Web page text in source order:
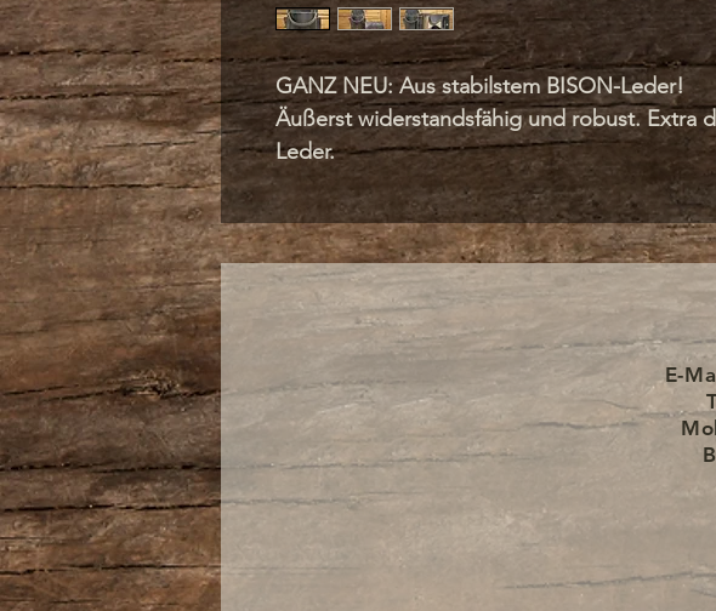
GANZ NEU: Aus stabilstem BISON-Leder!
Äußerst widerstandsfähig und robust. Extra
Leder.
Nur bei uns: Die komplette Geldtasche und
sind aus Vollleder.
Jeder Millimeter ist aus Bisonleder sowie
Futterleder gefertigt.
Die Geldtasche hat ein großes, extrem
auch großen Mengen an Wechselgeld
dazu gibt es einen extra robusten Halter.
Das Bisonleder ist glatt und liegt angenehm
Es ist sehr fest und stabil und alle Farbtöne
Bison-Kellnertaschen-Sets kommen in einem
unverwechselbaren Used-Look daher.
E-